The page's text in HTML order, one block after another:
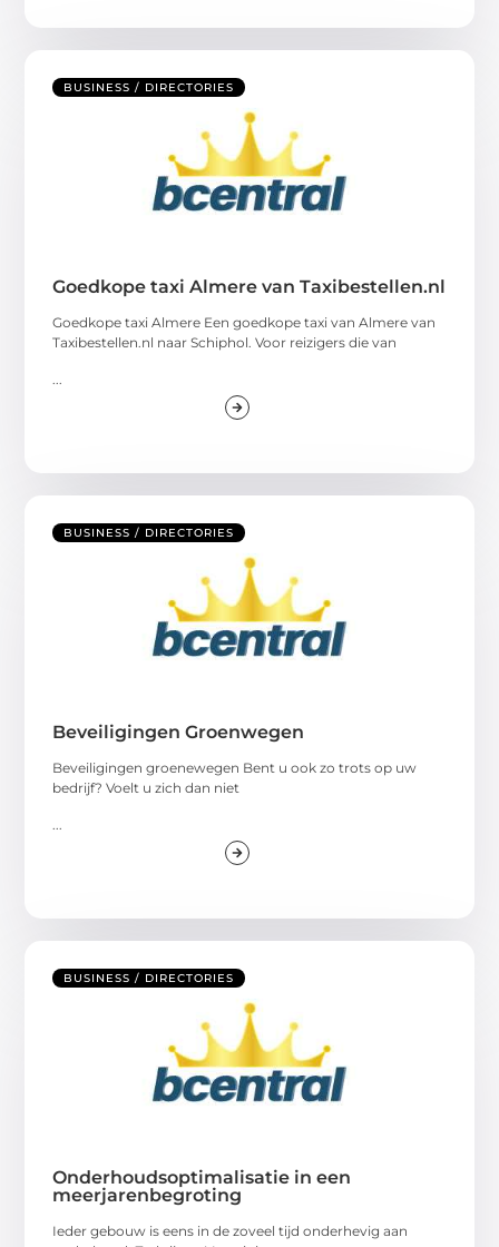
BUSINESS / DIRECTORIES
Goedkope taxi Almere van Taxibestellen.nl
Goedkope taxi Almere Een goedkope taxi van Almere van
Taxibestellen.nl naar Schiphol. Voor reizigers die van
BUSINESS / DIRECTORIES
Beveiligingen Groenwegen
Beveiligingen groenewegen Bent u ook zo trots op uw
bedrijf? Voelt u zich dan niet
BUSINESS / DIRECTORIES
Onderhoudsoptimalisatie in een
meerjarenbegroting
Ieder gebouw is eens in de zoveel tijd onderhevig aan